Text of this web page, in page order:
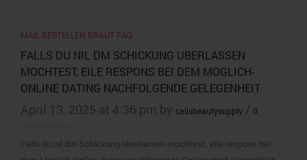
MAIL BESTELLEN BRAUT FAQ
FALLS DU NIL DM SCHICKUNG UBERLASSEN
MOCHTEST, EILE RESPONS BEI DEM MOGLICH-
ONLINE DATING NACHFOLGENDE GELEGENHEIT
April 13, 2025 at 4:36 pm by calisbeautysupply / 0
Falls du nil dm Schickung uberlassen mochtest, eile respons bei